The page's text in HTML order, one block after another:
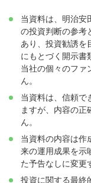
当資料は、明治安
の投資判断の参考
あり、投資勧誘を
にもとづく開示書
当社の個々のファ
ん。
当資料は、信頼で
ますが、内容の正
ん。
当資料の内容は作
来の運用成果を示
た予告なしに変更
投資に関する最終